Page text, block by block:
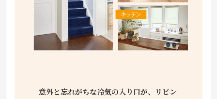
意外と忘れがちな冷気の入り口が、リビン